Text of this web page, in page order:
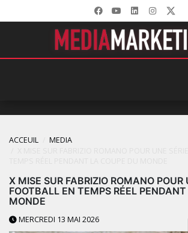
ACCEUIL
MEDIA
X MISE SUR FABRIZIO ROMANO POUR
FOOTBALL EN TEMPS RÉEL
MONDE
MERCREDI 13 MAI 2026